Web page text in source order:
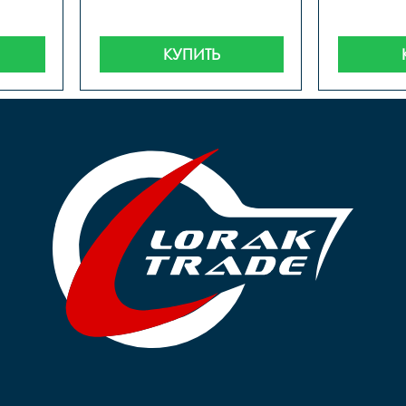
КУПИТЬ